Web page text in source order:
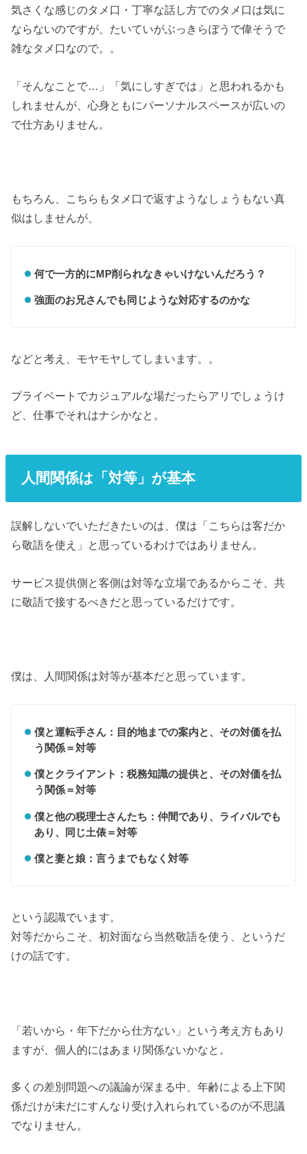
気さくな感じのタメ口・丁寧な話し方でのタメ口は気に
ならないのですが、たいていがぶっきらぼうで偉そうで
雑なタメ口なので。。
「そんなことで…」「気にしすぎでは」と思われるかも
しれませんが、心身ともにパーソナルスペースが広いの
で仕方ありません。
もちろん、こちらもタメ口で返すようなしょうもない真
似はしませんが、
何で一方的にMP削られなきゃいけないんだろう？
強面のお兄さんでも同じような対応するのかな
などと考え、モヤモヤしてしまいます。。
プライベートでカジュアルな場だったらアリでしょうけ
ど、仕事でそれはナシかなと。
人間関係は「対等」が基本
誤解しないでいただきたいのは、僕は「こちらは客だか
ら敬語を使え」と思っているわけではありません。
サービス提供側と客側は対等な立場であるからこそ、共
に敬語で接するべきだと思っているだけです。
僕は、人間関係は対等が基本だと思っています。
僕と運転手さん：目的地までの案内と、その対価を払
う関係＝対等
僕とクライアント：税務知識の提供と、その対価を払
う関係＝対等
僕と他の税理士さんたち：仲間であり、ライバルでも
あり、同じ土俵＝対等
僕と妻と娘：言うまでもなく対等
という認識でいます。
対等だからこそ、初対面なら当然敬語を使う、というだ
けの話です。
「若いから・年下だから仕方ない」という考え方もあり
ますが、個人的にはあまり関係ないかなと。
多くの差別問題への議論が深まる中、年齢による上下関
係だけが未だにすんなり受け入れられているのが不思議
でなりません。